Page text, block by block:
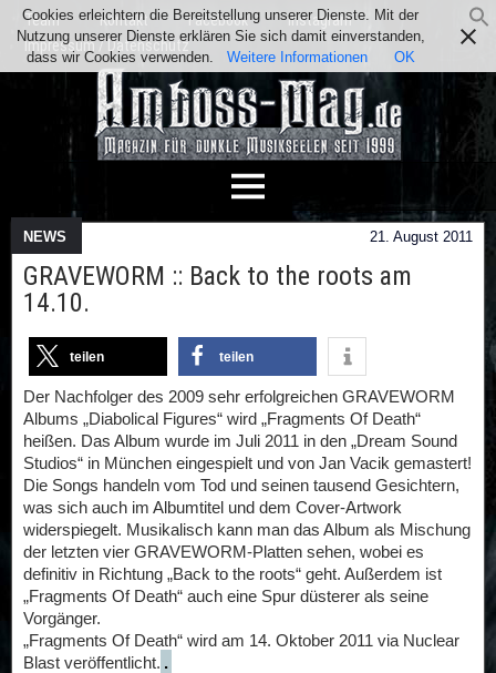
Team Kontakt Facebook
Instagram
Impressum / Datenschutz
NEWS 21. August 2011
GRAVEWORM :: Back to the roots am
14.10.
teilen teilen
Der Nachfolger des 2009 sehr erfolgreichen GRAVEWORM
Albums „Diabolical Figures“ wird „Fragments Of Death“
heißen. Das Album wurde im Juli 2011 in den „Dream Sound
Studios“ in München eingespielt und von Jan Vacik gemastert!
Die Songs handeln vom Tod und seinen tausend Gesichtern,
was sich auch im Albumtitel und dem Cover-Artwork
widerspiegelt. Musikalisch kann man das Album als Mischung
der letzten vier GRAVEWORM-Platten sehen, wobei es
definitiv in Richtung „Back to the roots“ geht. Außerdem ist
„Fragments Of Death“ auch eine Spur düsterer als seine
Vorgänger.
„Fragments Of Death“ wird am 14. Oktober 2011 via Nuclear
Blast veröffentlicht. .
Cookies erleichtern die Bereitstellung unserer Dienste. Mit der
Nutzung unserer Dienste erklären Sie sich damit einverstanden,
dass wir Cookies verwenden.
Weitere Informationen OK